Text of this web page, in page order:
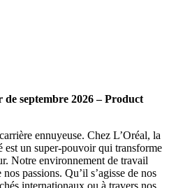
septembre 2026 – Product
ennuyeuse. Chez L’Oréal, la
est un super-pouvoir qui transforme
Notre environnement de travail
passions. Qu’il s’agisse de nos
internationaux ou à travers nos